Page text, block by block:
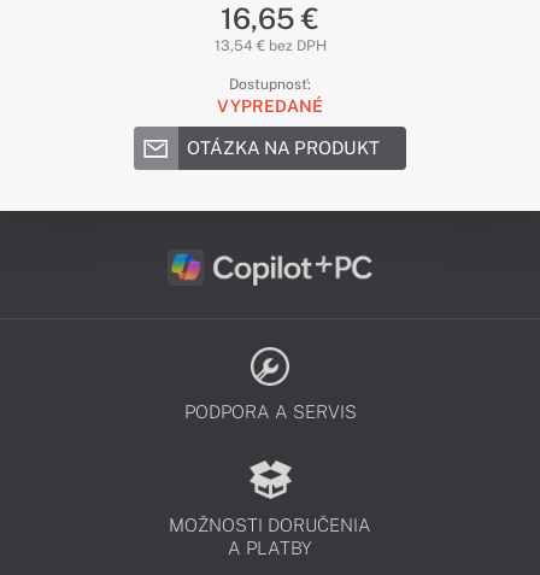
16,65 €
13,54 € bez DPH
Dostupnosť:
VYPREDANÉ
OTÁZKA NA PRODUKT
PODPORA A SERVIS
MOŽNOSTI DORUČENIA
A PLATBY